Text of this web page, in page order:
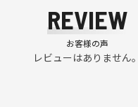
REVIEW
お客様の声
レビューはありません。